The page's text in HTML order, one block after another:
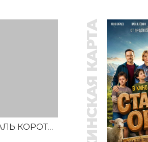
ФЕСТИВАЛЬ КОРОТКОМЕТРАЖНЫХ ФИЛЬМОВ «ВЕСТОЧКА» ПУШКИНСКАЯ КАРТА